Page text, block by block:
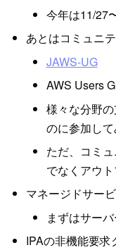
今年は11/27
あとはコミュニ
JAWS-UG
AWS Users
様々な分野
のに参加して
ただ、コミ
でなくアウト
マネージドサー
まずはサー
IPAの非機能要求